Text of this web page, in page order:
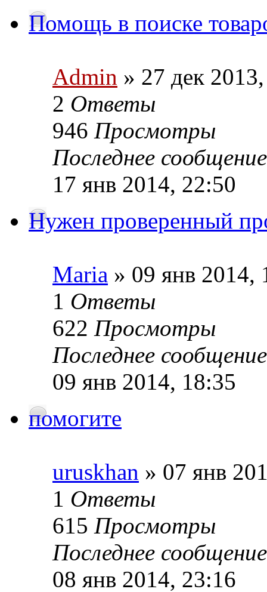
Помощь в поиске
Admin » 27 дек
2 Ответы
946 Просмотры
Последнее сообщение
17 янв 2014, 22:50
Нужен проверенный
Maria » 09 янв 2014,
1 Ответы
622 Просмотры
Последнее сообщение
09 янв 2014, 18:35
помогите
uruskhan » 07 янв
1 Ответы
615 Просмотры
Последнее сообщение
08 янв 2014, 23:16